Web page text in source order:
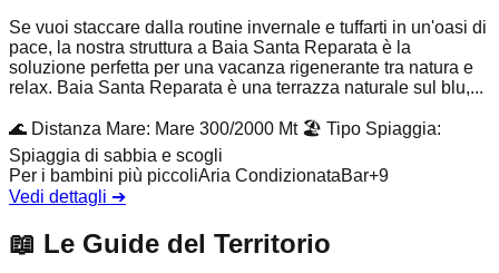
Se vuoi staccare dalla routine invernale e tuffarti in un'oasi di
pace, la nostra struttura a Baia Santa Reparata è la
soluzione perfetta per una vacanza rigenerante tra natura e
relax. Baia Santa Reparata è una terrazza naturale sul blu,...
🌊 Distanza Mare: Mare 300/2000 Mt 🏖️ Tipo Spiaggia:
Spiaggia di sabbia e scogli
Per i bambini più piccoliAria CondizionataBar+9
Vedi dettagli ➔
📖 Le Guide del Territorio